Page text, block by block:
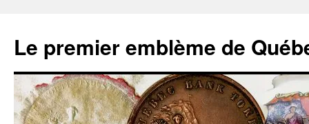
contenu
Le premier emblème de